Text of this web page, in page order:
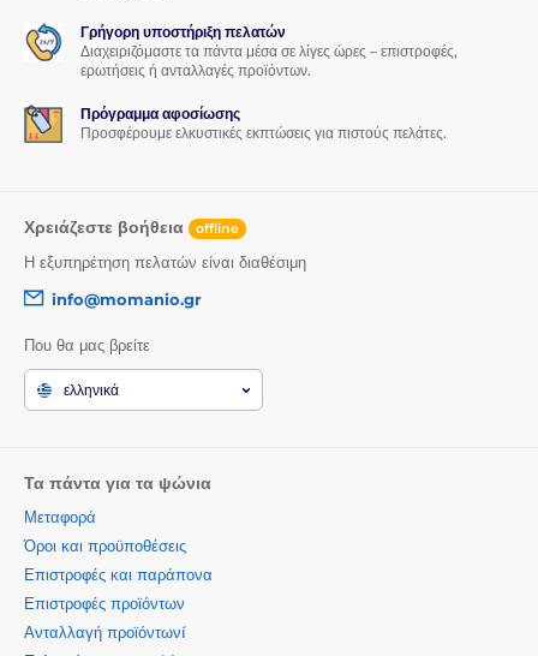
Γρήγορη υποστήριξη πελατών
Διαχειριζόμαστε τα πάντα μέσα σε λίγες ώρες – επιστροφές,
ερωτήσεις ή ανταλλαγές προϊόντων.
Πρόγραμμα αφοσίωσης
Προσφέρουμε ελκυστικές εκπτώσεις για πιστούς πελάτες.
Χρειάζεστε βοήθεια offline
Η εξυπηρέτηση πελατών είναι διαθέσιμη
info@momanio.gr
Που θα μας βρείτε
ελληνικά
Τα πάντα για τα ψώνια
Μεταφορά
Όροι και προϋποθέσεις
Επιστροφές και παράπονα
Επιστροφές προϊόντων
Ανταλλαγή προϊόντωνí